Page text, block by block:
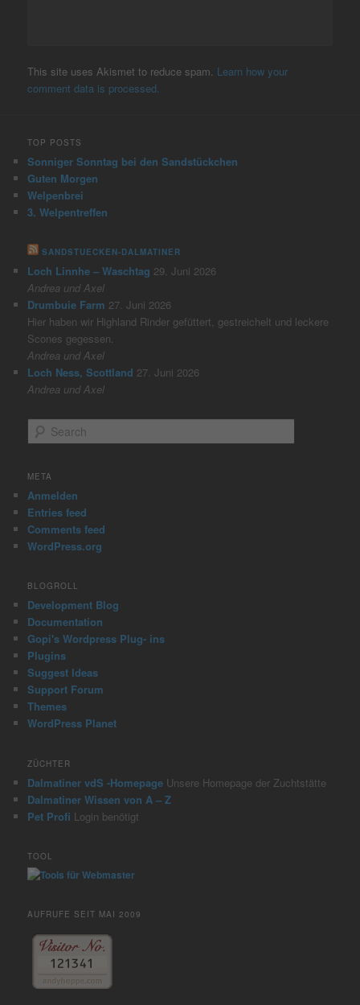
This site uses Akismet to reduce spam. Learn how your
comment data is processed.
TOP POSTS
Sonniger Sonntag bei den Sandstückchen
Guten Morgen
Welpenbrei
3. Welpentreffen
SANDSTUECKEN-DALMATINER
Loch Linnhe – Waschtag 29. Juni 2026
Andrea und Axel
Drumbuie Farm 27. Juni 2026
Hier haben wir Highland Rinder gefüttert, gestreichelt und leckere
Scones gegessen.
Andrea und Axel
Loch Ness, Scottland 27. Juni 2026
Andrea und Axel
e
r
h
META
Anmelden
Entries feed
Comments feed
WordPress.org
BLOGROLL
Development Blog
Documentation
Gopi's Wordpress Plug- ins
Plugins
Suggest Ideas
Support Forum
Themes
WordPress Planet
ZÜCHTER
Dalmatiner vdS -Homepage Unsere Homepage der Zuchtstätte
Dalmatiner Wissen von A – Z
Pet Profi Login benötigt
TOOL
AUFRUFE SEIT MAI 2009